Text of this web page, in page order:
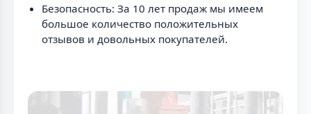
Безопасность: За 10 лет продаж мы имеем
большое количество положительных
отзывов и довольных покупателей.